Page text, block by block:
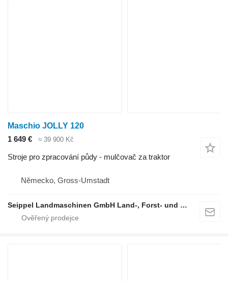
Maschio JOLLY 120
1 649 €
≈ 39 900 Kč
Stroje pro zpracování půdy - mulčovač za traktor
Německo, Gross-Umstadt
Seippel Landmaschinen GmbH Land-, Forst- und Gartentechnik